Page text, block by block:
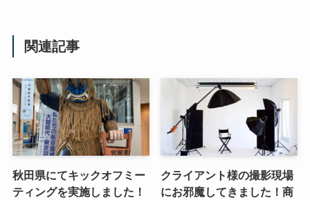
関連記事
秋田県にてキックオフミー
ティングを実施しました！
クライアント様の撮影現場
にお邪魔してきました！商